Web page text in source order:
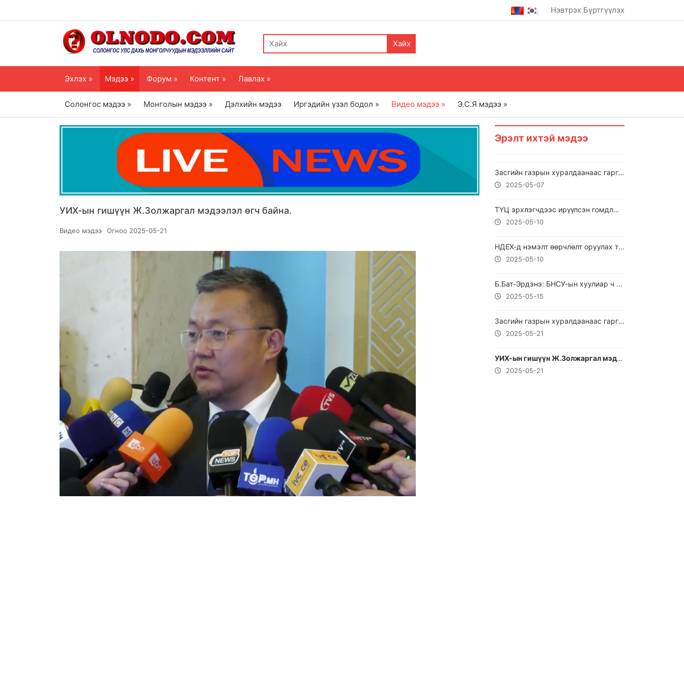
Нэвтрэх Бүртгүүлэх
Хайх
Эхлэх » Мэдээ » Форум » Контент » Лавлах »
Солонгос мэдээ » Монголын мэдээ » Дэлхийн мэдээ Иргэдийн үзэл бодол » Видео мэдээ » Э.С.Я мэдээ »
УИХ-ын гишүүн Ж.Золжаргал мэдээлэл өгч байна.
Видео мэдээ Огноо 2025-05-21
Эрэлт ихтэй мэдээ
Засгийн газрын хуралдаанаас гаргасан шийдвэрийг танилцуулж байна
2025-05-07
ТҮЦ эрхлэгчдээс ирүүлсэн гомдлыг ХЭҮК-ын хяналт шалгалтын дүнг танилцууллаа.
2025-05-10
НДЕХ-д нэмэлт өөрчлөлт оруулах тухай хуулийн төслийн талаараа мэдээлэл өгч байна
2025-05-10
Б.Бат-Эрдэнэ: БНСУ-ын хуулиар ч тэр Монгол улсын хуулиар ч тэр хөдөлмөрийн мөлжлөг
2025-05-15
Засгийн газрын хуралдаанаас гаргасан шийдвэрийг танилцуулж байна
2025-05-21
УИХ-ын гишүүн Ж.Золжаргал мэдээлэл өгч байна.
2025-05-21